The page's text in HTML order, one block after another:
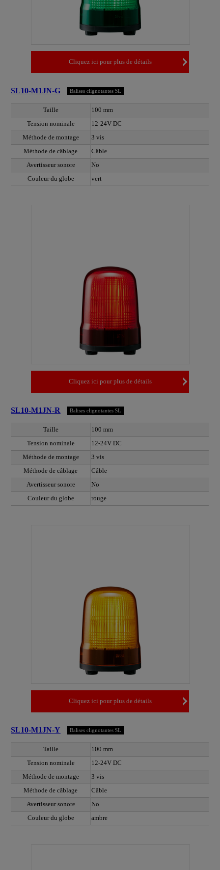
Cliquez ici pour plus de détails
SL10-M1JN-G Balises clignotantes SL
Taille
100 mm
Tension nominale
12-24V DC
Méthode de montage
3 vis
Méthode de câblage
Câble
Avertisseur sonore
No
Couleur du globe
vert
Cliquez ici pour plus de détails
SL10-M1JN-R Balises clignotantes SL
Taille
100 mm
Tension nominale
12-24V DC
Méthode de montage
3 vis
Méthode de câblage
Câble
Avertisseur sonore
No
Couleur du globe
rouge
Cliquez ici pour plus de détails
SL10-M1JN-Y Balises clignotantes SL
Taille
100 mm
Tension nominale
12-24V DC
Méthode de montage
3 vis
Méthode de câblage
Câble
Avertisseur sonore
No
Couleur du globe
ambre